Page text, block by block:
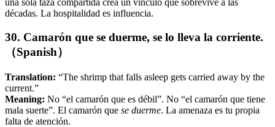
una sola taza compartida crea un vínculo que sobrevive a las
décadas. La hospitalidad es influencia.
30. Camarón que se duerme, se lo lleva la corriente.
（Spanish）
Translation: “The shrimp that falls asleep gets carried away by the
current.”
Meaning: No “el camarón que es débil”. No “el camarón que tiene
mala suerte”. El camarón que se duerme. La amenaza es tu propia
falta de atención.